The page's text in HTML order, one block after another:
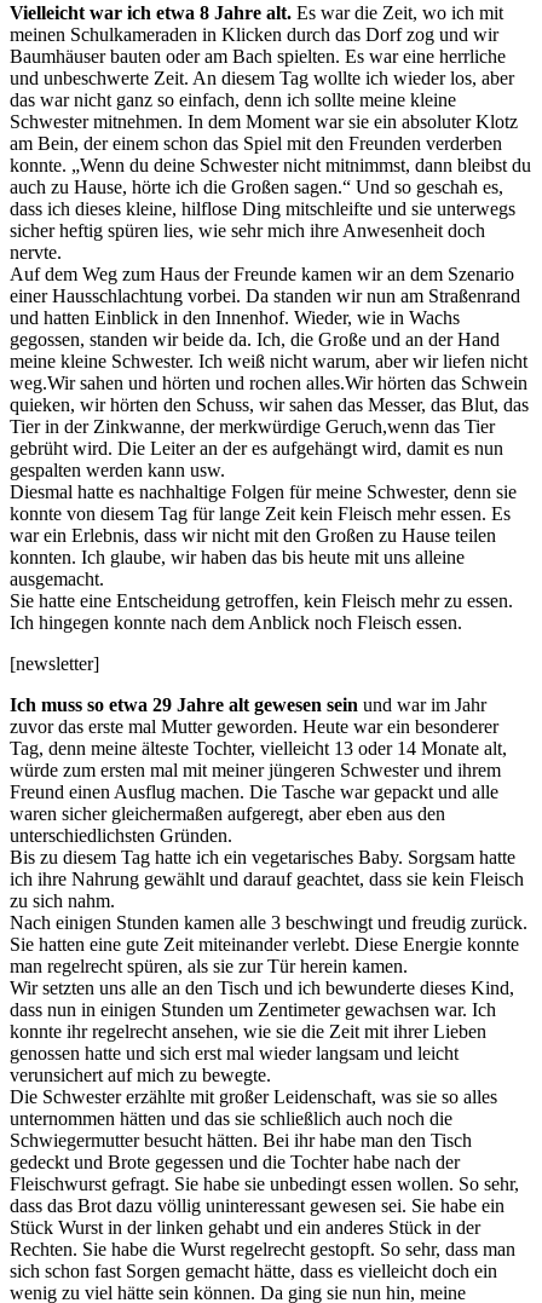
Vielleicht war ich etwa 8 Jahre alt. Es war die Zeit, wo ich mit
meinen Schulkameraden in Klicken durch das Dorf zog und wir
Baumhäuser bauten oder am Bach spielten. Es war eine herrliche
und unbeschwerte Zeit. An diesem Tag wollte ich wieder los, aber
das war nicht ganz so einfach, denn ich sollte meine kleine
Schwester mitnehmen. In dem Moment war sie ein absoluter Klotz
am Bein, der einem schon das Spiel mit den Freunden verderben
konnte. „Wenn du deine Schwester nicht mitnimmst, dann bleibst du
auch zu Hause, hörte ich die Großen sagen.“ Und so geschah es,
dass ich dieses kleine, hilflose Ding mitschleifte und sie unterwegs
sicher heftig spüren lies, wie sehr mich ihre Anwesenheit doch
nervte.
Auf dem Weg zum Haus der Freunde kamen wir an dem Szenario
einer Hausschlachtung vorbei. Da standen wir nun am Straßenrand
und hatten Einblick in den Innenhof. Wieder, wie in Wachs
gegossen, standen wir beide da. Ich, die Große und an der Hand
meine kleine Schwester. Ich weiß nicht warum, aber wir liefen nicht
weg.Wir sahen und hörten und rochen alles.Wir hörten das Schwein
quieken, wir hörten den Schuss, wir sahen das Messer, das Blut, das
Tier in der Zinkwanne, der merkwürdige Geruch,wenn das Tier
gebrüht wird. Die Leiter an der es aufgehängt wird, damit es nun
gespalten werden kann usw.
Diesmal hatte es nachhaltige Folgen für meine Schwester, denn sie
konnte von diesem Tag für lange Zeit kein Fleisch mehr essen. Es
war ein Erlebnis, dass wir nicht mit den Großen zu Hause teilen
konnten. Ich glaube, wir haben das bis heute mit uns alleine
ausgemacht.
Sie hatte eine Entscheidung getroffen, kein Fleisch mehr zu essen.
Ich hingegen konnte nach dem Anblick noch Fleisch essen.
[newsletter]
Ich muss so etwa 29 Jahre alt gewesen sein und war im Jahr
zuvor das erste mal Mutter geworden. Heute war ein besonderer
Tag, denn meine älteste Tochter, vielleicht 13 oder 14 Monate alt,
würde zum ersten mal mit meiner jüngeren Schwester und ihrem
Freund einen Ausflug machen. Die Tasche war gepackt und alle
waren sicher gleichermaßen aufgeregt, aber eben aus den
unterschiedlichsten Gründen.
Bis zu diesem Tag hatte ich ein vegetarisches Baby. Sorgsam hatte
ich ihre Nahrung gewählt und darauf geachtet, dass sie kein Fleisch
zu sich nahm.
Nach einigen Stunden kamen alle 3 beschwingt und freudig zurück.
Sie hatten eine gute Zeit miteinander verlebt. Diese Energie konnte
man regelrecht spüren, als sie zur Tür herein kamen.
Wir setzten uns alle an den Tisch und ich bewunderte dieses Kind,
dass nun in einigen Stunden um Zentimeter gewachsen war. Ich
konnte ihr regelrecht ansehen, wie sie die Zeit mit ihrer Lieben
genossen hatte und sich erst mal wieder langsam und leicht
verunsichert auf mich zu bewegte.
Die Schwester erzählte mit großer Leidenschaft, was sie so alles
unternommen hätten und das sie schließlich auch noch die
Schwiegermutter besucht hätten. Bei ihr habe man den Tisch
gedeckt und Brote gegessen und die Tochter habe nach der
Fleischwurst gefragt. Sie habe sie unbedingt essen wollen. So sehr,
dass das Brot dazu völlig uninteressant gewesen sei. Sie habe ein
Stück Wurst in der linken gehabt und ein anderes Stück in der
Rechten. Sie habe die Wurst regelrecht gestopft. So sehr, dass man
sich schon fast Sorgen gemacht hätte, dass es vielleicht doch ein
wenig zu viel hätte sein können. Da ging sie nun hin, meine